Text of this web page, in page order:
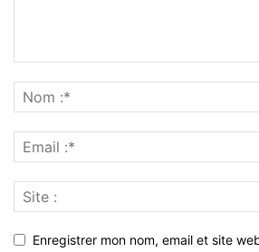
Enregistrer mon nom, email et site